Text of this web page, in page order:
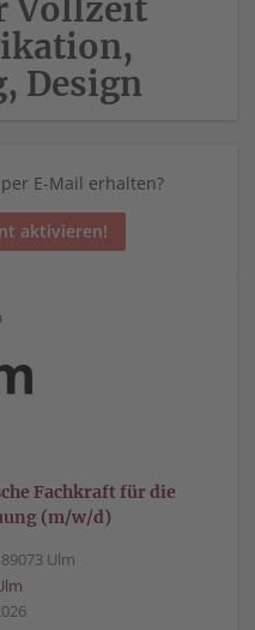
Vollzeit
Design
E-Mail erhalten?
aktivieren!
Fachkraft für die
(m/w/d)
Ulm